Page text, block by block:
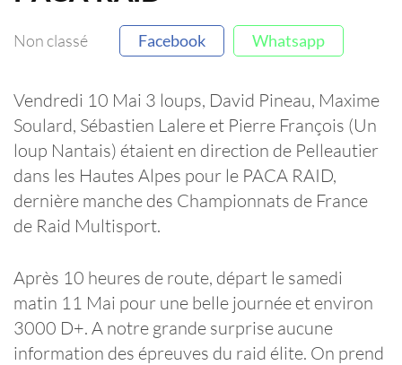
Non classé Facebook Whatsapp
Vendredi 10 Mai 3 loups, David Pineau, Maxime
Soulard, Sébastien Lalere et Pierre François (Un
loup Nantais) étaient en direction de Pelleautier
dans les Hautes Alpes pour le PACA RAID,
dernière manche des Championnats de France
de Raid Multisport.
Après 10 heures de route, départ le samedi
matin 11 Mai pour une belle journée et environ
3000 D+. A notre grande surprise aucune
information des épreuves du raid élite. On prend